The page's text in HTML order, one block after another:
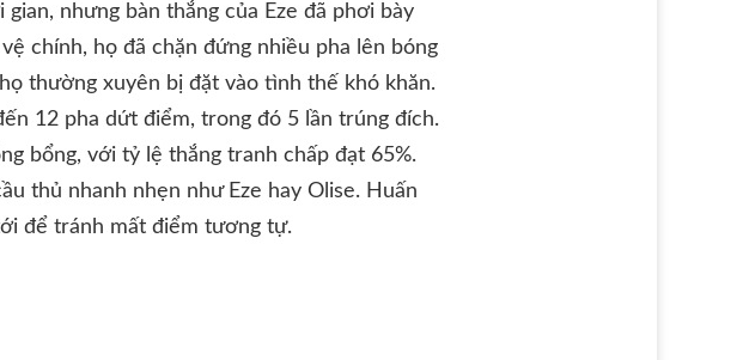
nhưng bàn thắng của Eze đã phơi bày
chính, họ đã chặn đứng nhiều pha lên bóng
thường xuyên bị đặt vào tình thế khó khăn.
12 pha dứt điểm, trong đó 5 lần trúng đích.
bổng, với tỷ lệ thắng tranh chấp đạt 65%.
thủ nhanh nhẹn như Eze hay Olise. Huấn
để tránh mất điểm tương tự.